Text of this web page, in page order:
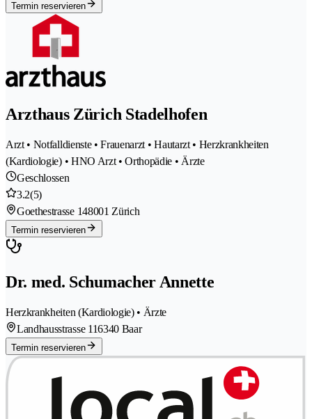
Termin reservieren
Arzthaus Zürich Stadelhofen
Arzt • Notfalldienste • Frauenarzt • Hautarzt • Herzkrankheiten
(Kardiologie) • HNO Arzt • Orthopädie • Ärzte
Geschlossen
3.2(5)
Goethestrasse 148001 Zürich
Termin reservieren
Dr. med. Schumacher Annette
Herzkrankheiten (Kardiologie) • Ärzte
Landhausstrasse 116340 Baar
Termin reservieren